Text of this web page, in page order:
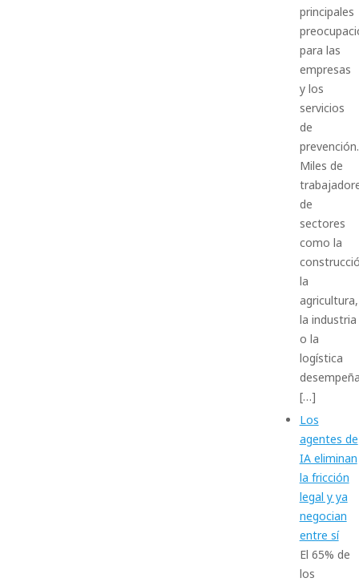
principales
para las
empresas
y los
servicios
de
prevención.
Miles de
de
sectores
como la
la
agricultura,
la industria
o la
logística
[…]
Los
agentes de
IA eliminan
la fricción
legal y ya
negocian
entre sí
El 65% de
los